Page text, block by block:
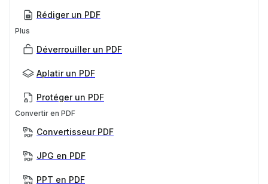
Rédiger un PDF
Plus
Déverrouiller un PDF
Aplatir un PDF
Protéger un PDF
Convertir en PDF
Convertisseur PDF
JPG en PDF
PPT en PDF